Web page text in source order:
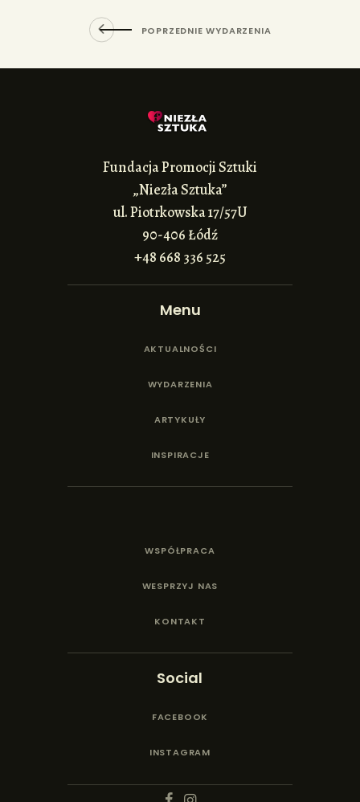
POPRZEDNIE WYDARZENIA
Fundacja Promocji Sztuki
„Niezła Sztuka”
ul. Piotrkowska 17/57U
90-406 Łódź
+48 668 336 525
Menu
AKTUALNOŚCI
WYDARZENIA
ARTYKUŁY
INSPIRACJE
WSPÓŁPRACA
WESPRZYJ NAS
KONTAKT
Social
FACEBOOK
INSTAGRAM